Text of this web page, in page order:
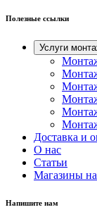
Полезные ссылки
Услуги
Доставка и
О нас
Cтатьи
Магазины на
Напишите нам